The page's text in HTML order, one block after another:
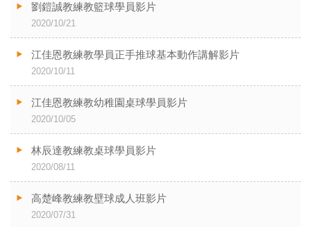
劉鎧誠教練教籃球學員影片
2020/10/21
江佳恩教練教學員正手推球基本動作講解影片
2020/10/11
江佳恩教練教幼稚園桌球學員影片
2020/10/05
林辰達教練教桌球學員影片
2020/08/11
高楚峰教練教壁球成人班影片
2020/07/31